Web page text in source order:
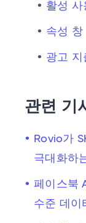
활성 사
속성 창
광고 지
관련 기
Rovio가
극대화하
페이스북
수준 데이